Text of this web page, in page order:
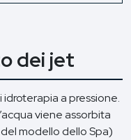
dei jet
a pressione.
viene assorbita
modello dello Spa)